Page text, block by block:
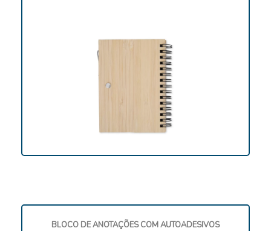
BLOCO DE ANOTAÇÕES COM AUTOADESIVOS